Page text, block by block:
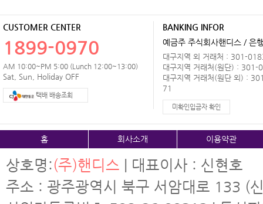
CUSTOMER CENTER
1899-0970
AM 10:00~PM 5:00 (Lunch 12:00~13:00)
Sat, Sun, Holiday OFF
택배 배송조회
BANKING INFOR
예금주 주식회사핸디스 / 은
대구지역 외 거래처 : 301-
대구지역 거래처(원단) :
대구지역 거래처(원단 외) :
71
미확인입금자 확인
홈 회사소개 이용약관
상호명:(주)핸디스 | 대표이사 : 신현호
주소 : 광주광역시 북구 서암대로 133 (